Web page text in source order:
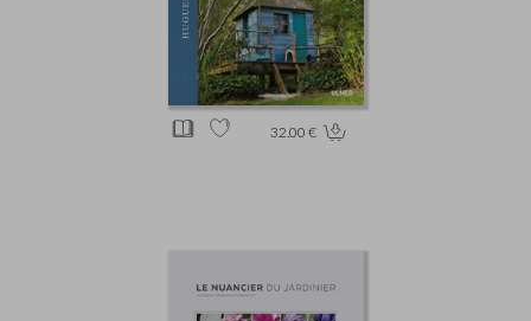
32.00 €